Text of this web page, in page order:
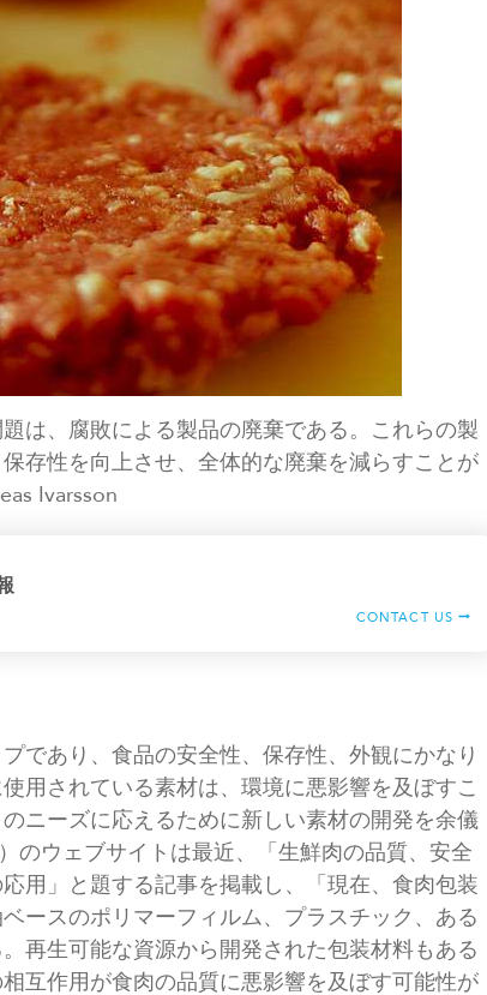
は、腐敗による製品の廃棄である。これらの製
存性を向上させ、全体的な廃棄を減らすことが
Ivarsson
CONTACT US
であり、食品の安全性、保存性、外観にかなり
用されている素材は、環境に悪影響を及ぼすこ
ニーズに応えるために新しい素材の開発を余儀
のウェブサイトは最近、「生鮮肉の品質、安全
用」と題する記事を掲載し、「現在、食肉包装
ースのポリマーフィルム、プラスチック、ある
再生可能な資源から開発された包装材料もある
互作用が食肉の品質に悪影響を及ぼす可能性が